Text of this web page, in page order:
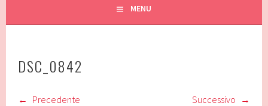
MENU
DSC_0842
Precedente Successivo